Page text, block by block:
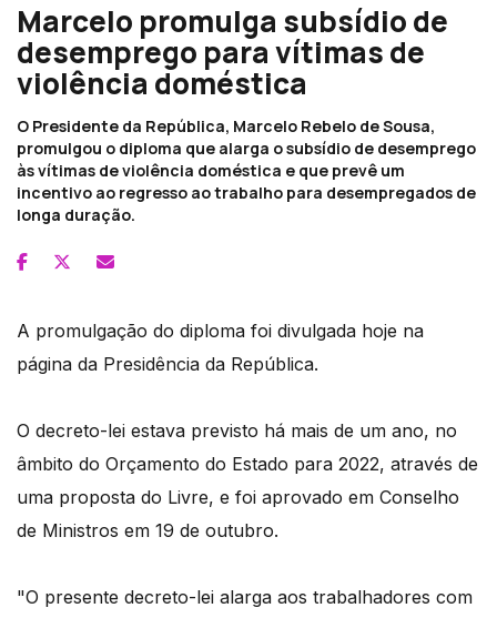
Marcelo promulga subsídio de
desemprego para vítimas de
violência doméstica
O Presidente da República, Marcelo Rebelo de Sousa,
promulgou o diploma que alarga o subsídio de desemprego
às vítimas de violência doméstica e que prevê um
incentivo ao regresso ao trabalho para desempregados de
longa duração.
A promulgação do diploma foi divulgada hoje na
página da Presidência da República.
O decreto-lei estava previsto há mais de um ano, no
âmbito do Orçamento do Estado para 2022, através de
uma proposta do Livre, e foi aprovado em Conselho
de Ministros em 19 de outubro.
"O presente decreto-lei alarga aos trabalhadores com